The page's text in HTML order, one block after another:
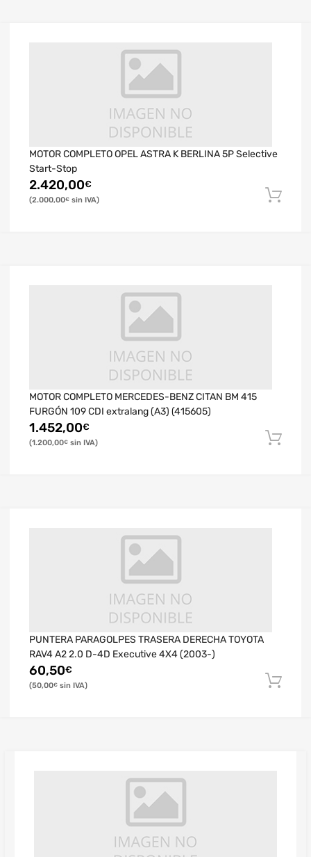
MOTOR COMPLETO OPEL ASTRA K BERLINA 5P Selective
Start-Stop
2.420,00€
2.000,00€
MOTOR COMPLETO MERCEDES-BENZ CITAN BM 415
FURGÓN 109 CDI extralang (A3) (415605)
1.452,00€
1.200,00€
PUNTERA PARAGOLPES TRASERA DERECHA TOYOTA
RAV4 A2 2.0 D-4D Executive 4X4 (2003-)
60,50€
50,00€